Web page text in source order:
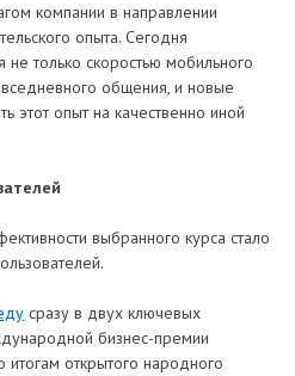
компании в направлении
опыта. Сегодня
не только скоростью мобильного
общения, и новые
этот опыт на качественно иной
выбранного курса стало
сразу в двух ключевых
бизнес-премии
открытого народного